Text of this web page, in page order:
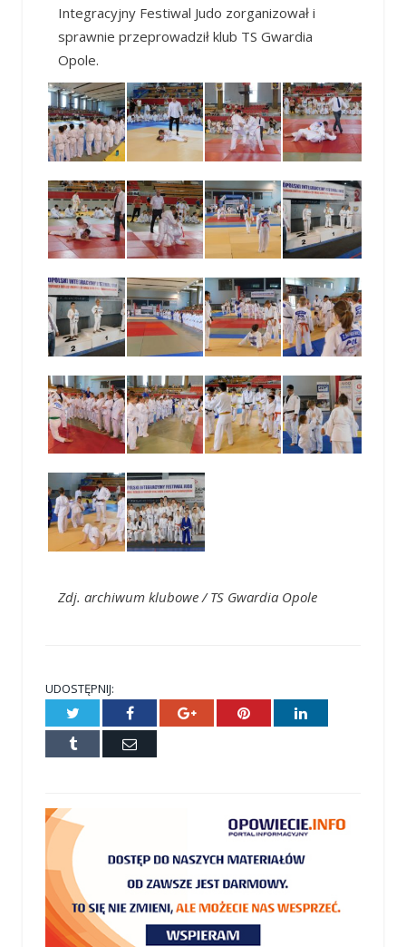
Integracyjny Festiwal Judo zorganizował i
sprawnie przeprowadził klub TS Gwardia
Opole.
Zdj. archiwum klubowe / TS Gwardia Opole
UDOSTĘPNIJ:
Twitter Facebook Google+ Pinterest LinkedIn
Tumblr
E-